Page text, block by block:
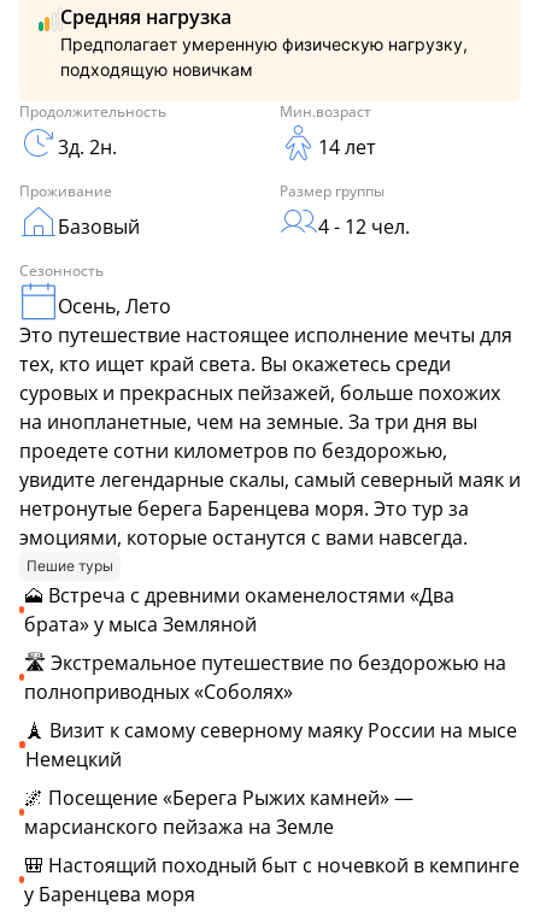
Продолжительность
3д. 2н.
Мин.возраст
14 лет
Проживание
Базовый
Размер группы
4 - 12 чел.
Сезонность
Осень, Лето
Средняя нагрузка
Предполагает умеренную физическую нагрузку,
подходящую новичкам
Это путешествие настоящее исполнение мечты для
тех, кто ищет край света. Вы окажетесь среди
суровых и прекрасных пейзажей, больше похожих
на инопланетные, чем на земные. За три дня вы
проедете сотни километров по бездорожью,
увидите легендарные скалы, самый северный маяк и
нетронутые берега Баренцева моря. Это тур за
эмоциями, которые останутся с вами навсегда.
Пешие туры
🗻 Встреча с древними окаменелостями «Два
брата» у мыса Земляной
🛣️ Экстремальное путешествие по бездорожью на
полноприводных «Соболях»
🗼 Визит к самому северному маяку России на мысе
Немецкий
🌌 Посещение «Берега Рыжих камней» —
марсианского пейзажа на Земле
🎒 Настоящий походный быт с ночевкой в кемпинге
у Баренцева моря